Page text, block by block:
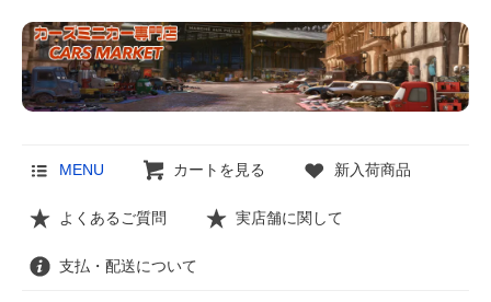
MENU カートを見る 新入荷商品
よくあるご質問 実店舗に関して
支払・配送について